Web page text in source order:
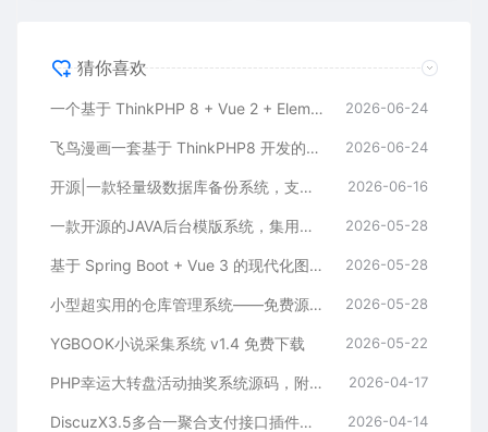
猜你喜欢
一个基于 ThinkPHP 8 + Vue 2 + ElementUI 的全栈小说网站系统 2026-06-24
飞鸟漫画一套基于 ThinkPHP8 开发的漫画在线阅读开源系统 2026-06-24
开源|一款轻量级数据库备份系统，支持灵活的计划备份，自动还原验证，多存储与通知 2026-06-16
一款开源的JAVA后台模版系统，集用户、角色、机构、SQL 监控等 20+ 常用模块，永久免费、可商用！ 2026-05-28
基于 Spring Boot + Vue 3 的现代化图书管理系统——免费源码 2026-05-28
小型超实用的仓库管理系统——免费源码 2026-05-28
YGBOOK小说采集系统 v1.4 免费下载 2026-05-22
PHP幸运大转盘活动抽奖系统源码，附后台管理 2026-04-17
DiscuzX3.5多合一聚合支付接口插件发布 2026-04-14